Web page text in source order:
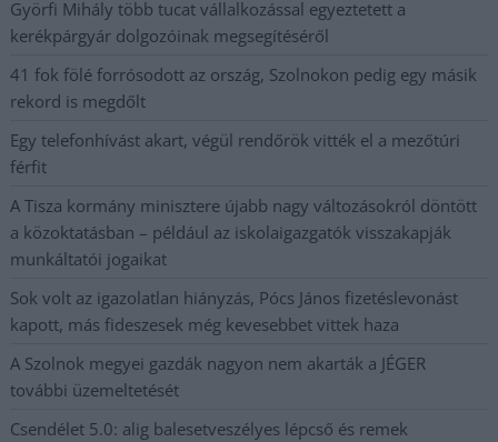
Györfi Mihály több tucat vállalkozással egyeztetett a
kerékpárgyár dolgozóinak megsegítéséről
41 fok fölé forrósodott az ország, Szolnokon pedig egy másik
rekord is megdőlt
Egy telefonhívást akart, végül rendőrök vitték el a mezőtúri
férfit
A Tisza kormány minisztere újabb nagy változásokról döntött
a közoktatásban – például az iskolaigazgatók visszakapják
munkáltatói jogaikat
Sok volt az igazolatlan hiányzás, Pócs János fizetéslevonást
kapott, más fideszesek még kevesebbet vittek haza
A Szolnok megyei gazdák nagyon nem akarták a JÉGER
további üzemeltetését
Csendélet 5.0: alig balesetveszélyes lépcső és remek